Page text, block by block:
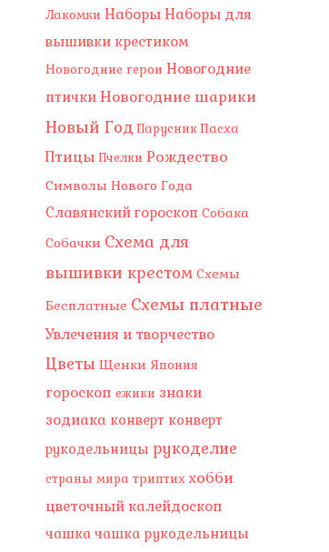
Лакомки Наборы Наборы для
вышивки крестиком
Новогодние герои Новогодние
птички Новогодние шарики
Новый Год Парусник Пасха
Птицы Пчелки Рождество
Символы Нового Года
Славянский гороскоп Собака
Собачки Схема для
вышивки крестом Схемы
Бесплатные Схемы платные
Увлечения и творчество
Цветы Щенки Япония
гороскоп ежики знаки
зодиака конверт конверт
рукодельницы рукоделие
страны мира триптих хобби
цветочный калейдоскоп
чашка чашка рукодельницы